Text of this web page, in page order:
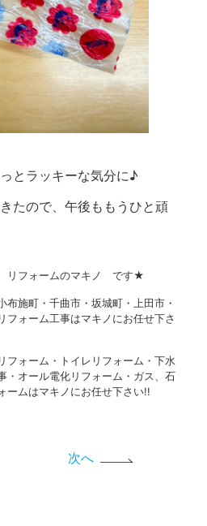
とラッキーな気分に♪
たので、午後ももうひと頑
リフォームのマキノ です★
布施町・千曲市・坂城町・上田市・
フォーム工事はマキノにお任せ下さ
フォーム・トイレリフォーム・下水
・オール電化リフォーム・ガス、石
ームはマキノにお任せ下さい!!
次へ